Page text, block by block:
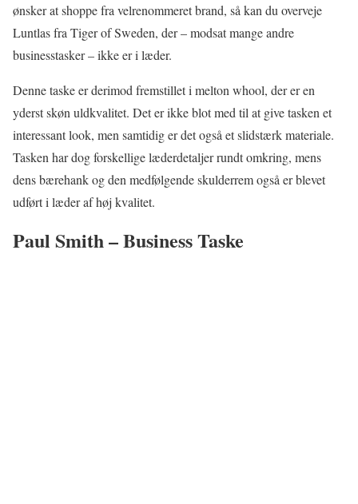
ønsker at shoppe fra velrenommeret brand, så kan du overveje
Luntlas fra Tiger of Sweden, der – modsat mange andre
businesstasker – ikke er i læder.
Denne taske er derimod fremstillet i melton whool, der er en
yderst skøn uldkvalitet. Det er ikke blot med til at give tasken et
interessant look, men samtidig er det også et slidstærk materiale.
Tasken har dog forskellige læderdetaljer rundt omkring, mens
dens bærehank og den medfølgende skulderrem også er blevet
udført i læder af høj kvalitet.
Paul Smith – Business Taske